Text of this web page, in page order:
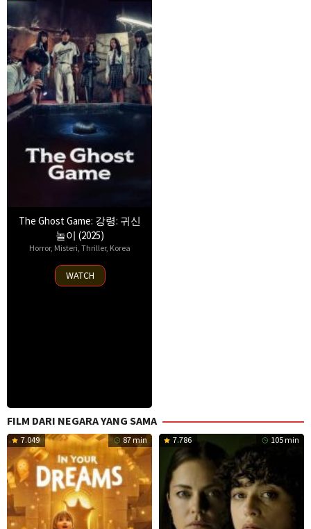
The Ghost Game: 강령: 귀신
놀이 (2025)
Horror, Misteri, Thriller, Korea
6
Aug
WATCH
FILM DARI NEGARA YANG SAMA
7.049 87 min 7.786 105 min